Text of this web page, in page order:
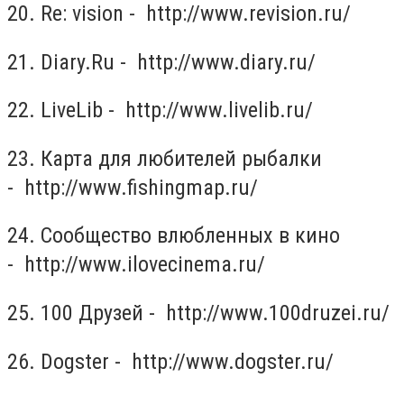
20. Re: vision - http://www.revision.ru/
21. Diary.Ru - http://www.diary.ru/
22. LiveLib - http://www.livelib.ru/
23. Карта для любителей рыбалки
- http://www.fishingmap.ru/
24. Сообщество влюбленных в кино
- http://www.ilovecinema.ru/
25. 100 Друзей - http://www.100druzei.ru/
26. Dogster - http://www.dogster.ru/